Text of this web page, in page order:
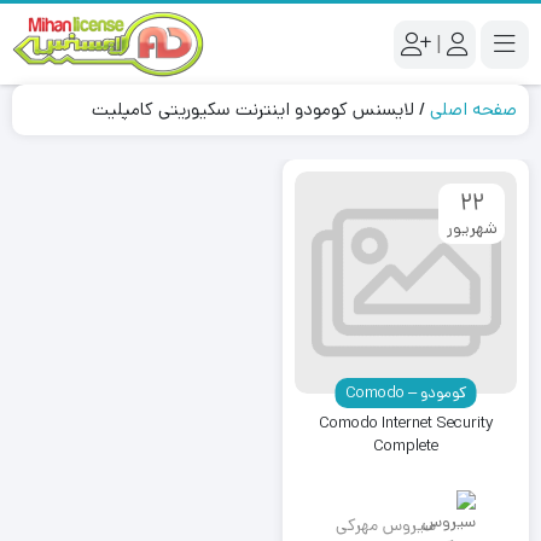
|
صفحه اصلی/ لایسنس کومودو اینترنت سکیوریتی کامپلیت
کومودو – Comodo
22
شهریور
Comodo Internet Security
Complete
سیروس مهرکی